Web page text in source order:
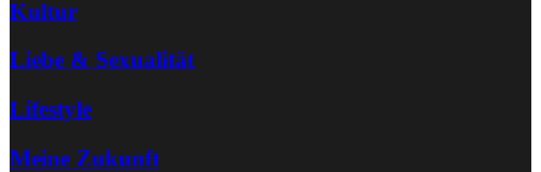
Kultur
Liebe & Sexualität
Lifestyle
Meine Zukunft